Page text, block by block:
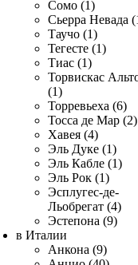
Сомо (1)
Сьерра Невада
Таучо (1)
Тегесте (1)
Тиас (1)
Торвискас
(1)
Торревьеха (6)
Тосса де Мар (2)
Хавея (4)
Эль Дуке (1)
Эль Кабле (1)
Эль Рок (1)
Эсплугес-де-
Льобрегат (4)
Эстепона (9)
в Италии
Анкона (9)